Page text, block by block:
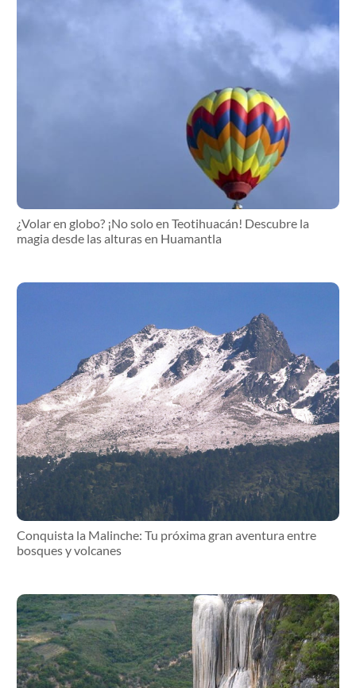
¿Volar en globo? ¡No solo en Teotihuacán! Descubre la
magia desde las alturas en Huamantla
Conquista la Malinche: Tu próxima gran aventura entre
bosques y volcanes